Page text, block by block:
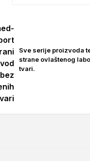
Sve serije proizvoda
strane ovlaštenog
tvari.